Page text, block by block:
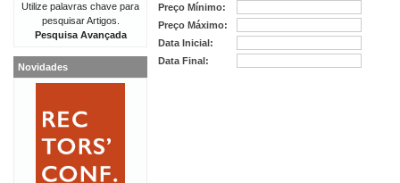
Preço Mínimo:
Preço Máximo:
Data Inicial:
Data Final:
Utilize palavras chave para
pesquisar Artigos.
Pesquisa Avançada
Novidades